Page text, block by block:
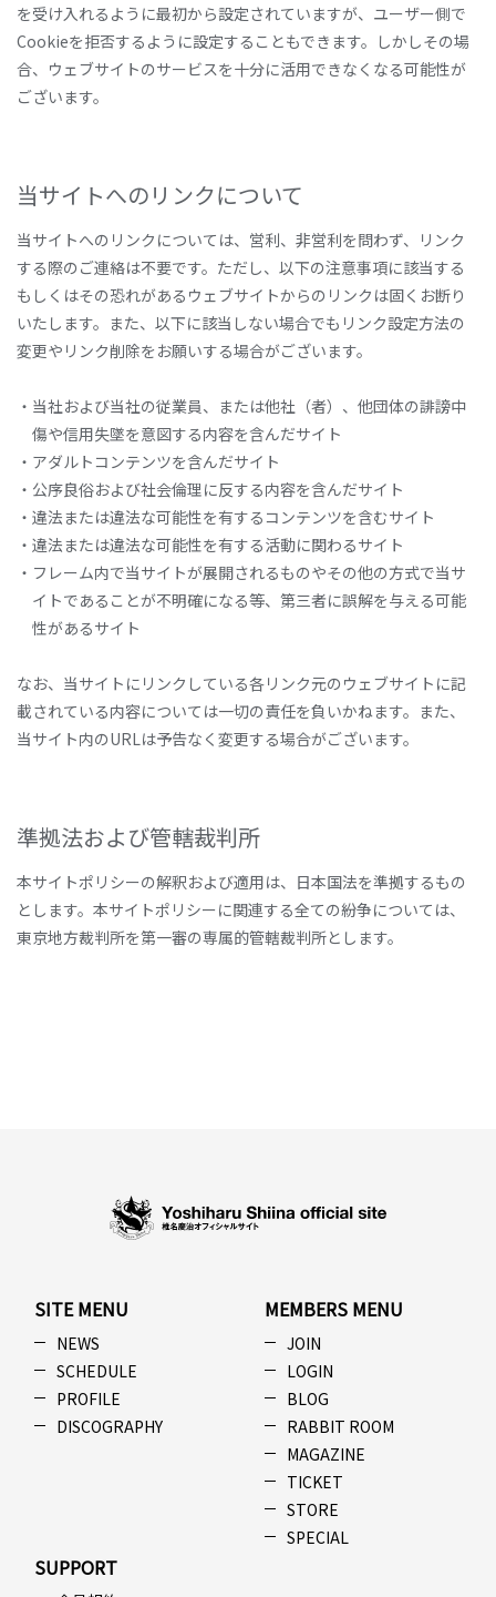
を受け入れるように最初から設定されていますが、ユーザー側で
Cookieを拒否するように設定することもできます。しかしその場
合、ウェブサイトのサービスを十分に活用できなくなる可能性が
ございます。
当サイトへのリンクについて
当サイトへのリンクについては、営利、非営利を問わず、リンク
する際のご連絡は不要です。ただし、以下の注意事項に該当する
もしくはその恐れがあるウェブサイトからのリンクは固くお断り
いたします。また、以下に該当しない場合でもリンク設定方法の
変更やリンク削除をお願いする場合がございます。
・当社および当社の従業員、または他社（者）、他団体の誹謗中
傷や信用失墜を意図する内容を含んだサイト
・アダルトコンテンツを含んだサイト
・公序良俗および社会倫理に反する内容を含んだサイト
・違法または違法な可能性を有するコンテンツを含むサイト
・違法または違法な可能性を有する活動に関わるサイト
・フレーム内で当サイトが展開されるものやその他の方式で当サ
イトであることが不明確になる等、第三者に誤解を与える可能
性があるサイト
なお、当サイトにリンクしている各リンク元のウェブサイトに記
載されている内容については一切の責任を負いかねます。また、
当サイト内のURLは予告なく変更する場合がございます。
準拠法および管轄裁判所
本サイトポリシーの解釈および適用は、日本国法を準拠するもの
とします。本サイトポリシーに関連する全ての紛争については、
東京地方裁判所を第一審の専属的管轄裁判所とします。
SITE MENU
NEWS
SCHEDULE
PROFILE
DISCOGRAPHY
MEMBERS MENU
JOIN
LOGIN
BLOG
RABBIT ROOM
MAGAZINE
TICKET
STORE
SPECIAL
SUPPORT